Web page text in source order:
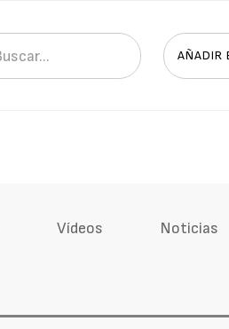
AÑADIR
Vídeos Noticias